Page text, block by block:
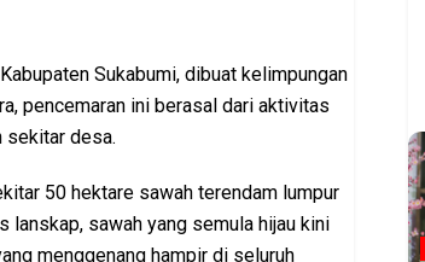
Sukabumi, dibuat kelimpungan
pencemaran ini berasal dari aktivitas
sekitar desa.
50 hektare sawah terendam lumpur
lanskap, sawah yang semula hijau kini
menggenang hampir di seluruh